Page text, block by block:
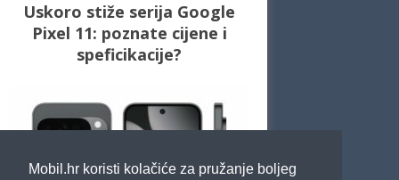
Mobil.hr koristi kolačiće za pružanje boljeg
Uskoro stiže serija Google
Pixel 11: poznate cijene i
speficikacije?
Cafe Mobil
Usporedi mobitele
Impressum